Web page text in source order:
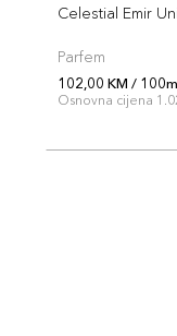
Celestial Emir
Parfem
102,00 KM /
Osnovna cijena